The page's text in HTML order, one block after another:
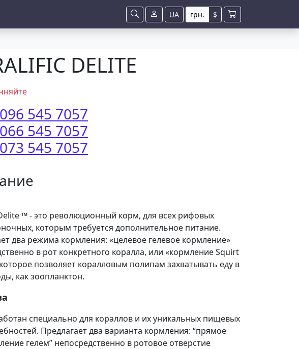
DELITE
545 7057
545 7057
545 7057
™ - это революционный корм, для всех рифовых
которым требуется дополнительное питание.
два режима кормления: «целевое гелевое кормление»
в рот конкретного коралла, или «кормление Squirt
позволяет коралловым полипам захватывать еду в
как зоопланктон.
специально для кораллов и их уникальных пищевых
Предлагает два варианта кормления: “прямое
гелем” непосредственно в ротовое отверстие
UA грн. $